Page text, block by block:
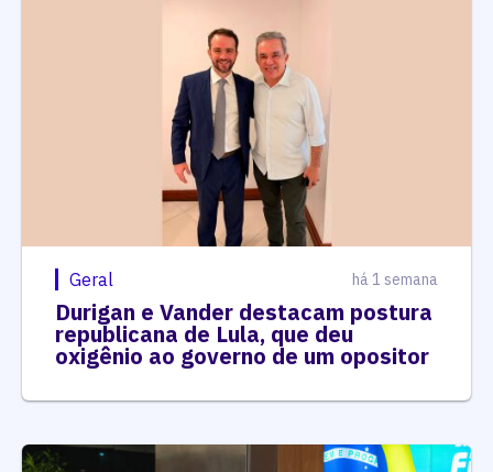
Geral há 1 semana
Durigan e Vander destacam postura
republicana de Lula, que deu
oxigênio ao governo de um opositor